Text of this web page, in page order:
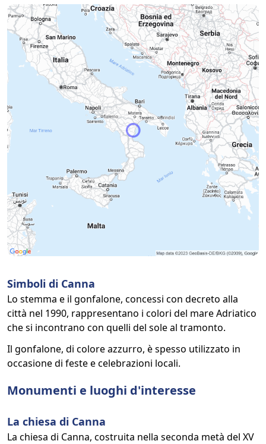
Simboli di Canna
Lo stemma e il gonfalone, concessi con decreto alla
città nel 1990, rappresentano i colori del mare Adriatico
che si incontrano con quelli del sole al tramonto.
Il gonfalone, di colore azzurro, è spesso utilizzato in
occasione di feste e celebrazioni locali.
Monumenti e luoghi d'interesse
La chiesa di Canna
La chiesa di Canna, costruita nella seconda metà del XV